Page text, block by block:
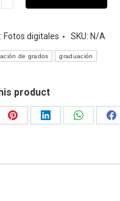
Fotos digitales SKU: N/A
de grados graduación
product
Share
Share
Share